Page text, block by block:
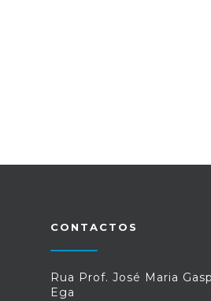
CONTACTOS
Rua Prof. José Maria
Ega